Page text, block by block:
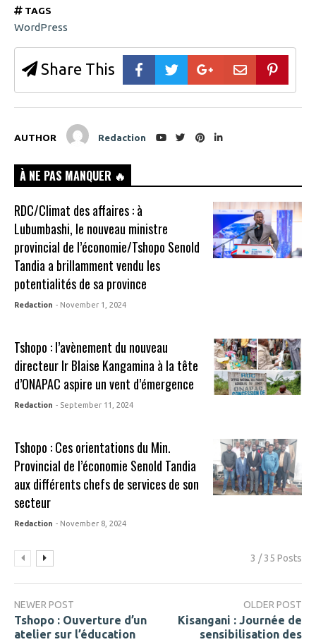
TAGS
WordPress
Share This
AUTHOR Redaction
À NE PAS MANQUER 🔥
RDC/Climat des affaires : à
Lubumbashi, le nouveau ministre
provincial de l’économie/Tshopo Senold
Tandia a brillamment vendu les
potentialités de sa province
Redaction - November 1, 2024
Tshopo : l’avènement du nouveau
directeur Ir Blaise Kangamina à la tête
d’ONAPAC aspire un vent d’émergence
Redaction - September 11, 2024
Tshopo : Ces orientations du Min.
Provincial de l’économie Senold Tandia
aux différents chefs de services de son
secteur
Redaction - November 8, 2024
3 / 35 Posts
NEWER POST
Tshopo : Ouverture d’un
atelier sur l’éducation
OLDER POST
Kisangani : Journée de
sensibilisation des